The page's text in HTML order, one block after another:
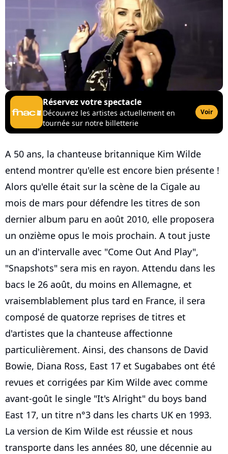
Réservez votre spectacle
Découvrez les artistes actuellement en
tournée sur notre billetterie
Voir
A 50 ans, la chanteuse britannique Kim Wilde
entend montrer qu'elle est encore bien présente !
Alors qu'elle était sur la scène de la Cigale au
mois de mars pour défendre les titres de son
dernier album paru en août 2010, elle proposera
un onzième opus le mois prochain. A tout juste
un an d'intervalle avec "Come Out And Play",
"Snapshots" sera mis en rayon. Attendu dans les
bacs le 26 août, du moins en Allemagne, et
vraisemblablement plus tard en France, il sera
composé de quatorze reprises de titres et
d'artistes que la chanteuse affectionne
particulièrement. Ainsi, des chansons de David
Bowie, Diana Ross, East 17 et Sugababes ont été
revues et corrigées par Kim Wilde avec comme
avant-goût le single "It's Alright" du boys band
East 17, un titre n°3 dans les charts UK en 1993.
La version de Kim Wilde est réussie et nous
transporte dans les années 80, une décennie au